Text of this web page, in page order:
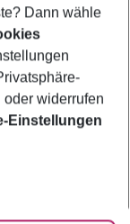
Dann wähle
widerrufen
Einstellungen